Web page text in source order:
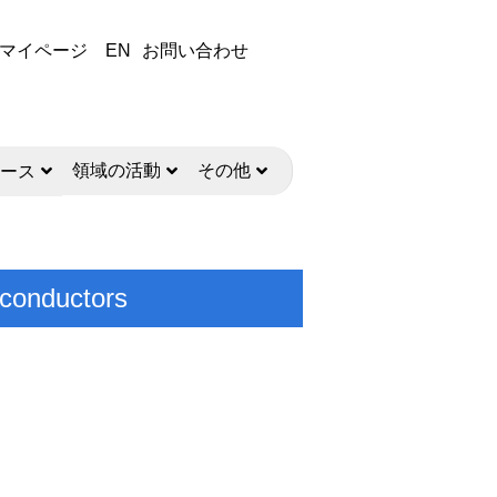
マイページ EN お問い合わせ
ス 領域の活動 その他